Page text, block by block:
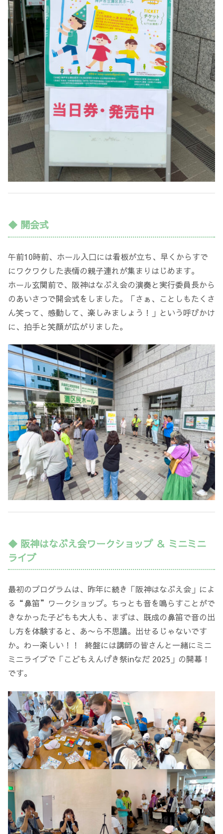
◆ 開会式
午前10時前、ホール入口には看板が立ち、早くからすで
にワクワクした表情の親子連れが集まりはじめます。
ホール玄関前で、阪神はなぶえ会の演奏と実行委員長から
のあいさつで開会式をしました。「さぁ、ことしもたくさ
ん笑って、感動して、楽しみましょう！」という呼びかけ
に、拍手と笑顔が広がりました。
◆ 阪神はなぶえ会ワークショップ ＆ ミニミニ
ライブ
最初のプログラムは、昨年に続き「阪神はなぶえ会」によ
る“鼻笛”ワークショップ。ちっとも音を鳴らすことがで
きなかった子どもも大人も、まずは、既成の鼻笛で音の出
し方を体験すると、あ〜ら不思議。出せるじゃないです
か。わー楽しい！！ 終盤には講師の皆さんと一緒にミニ
ミニライブで「こどもえんげき祭inなだ 2025」の開幕！
です。